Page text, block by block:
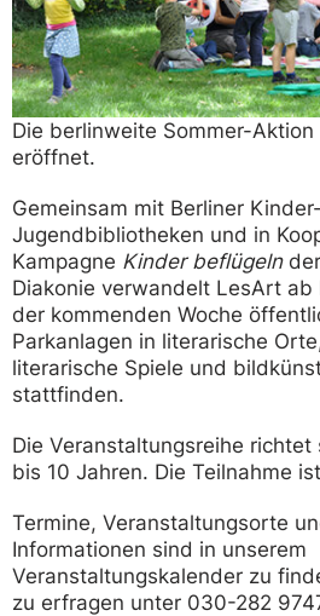
Die berlinweite Sommer-Aktion
eröffnet.
Gemeinsam mit Berliner
Jugendbibliotheken und in
Kampagne Kinder beflügeln
Diakonie verwandelt LesArt
der kommenden Woche
Parkanlagen in literarische
literarische Spiele und
stattfinden.
Die Veranstaltungsreihe
bis 10 Jahren. Die Teilnahme
Termine, Veranstaltungsorte
Informationen sind in unserem
Veranstaltungskalender zu
zu erfragen unter 030-282